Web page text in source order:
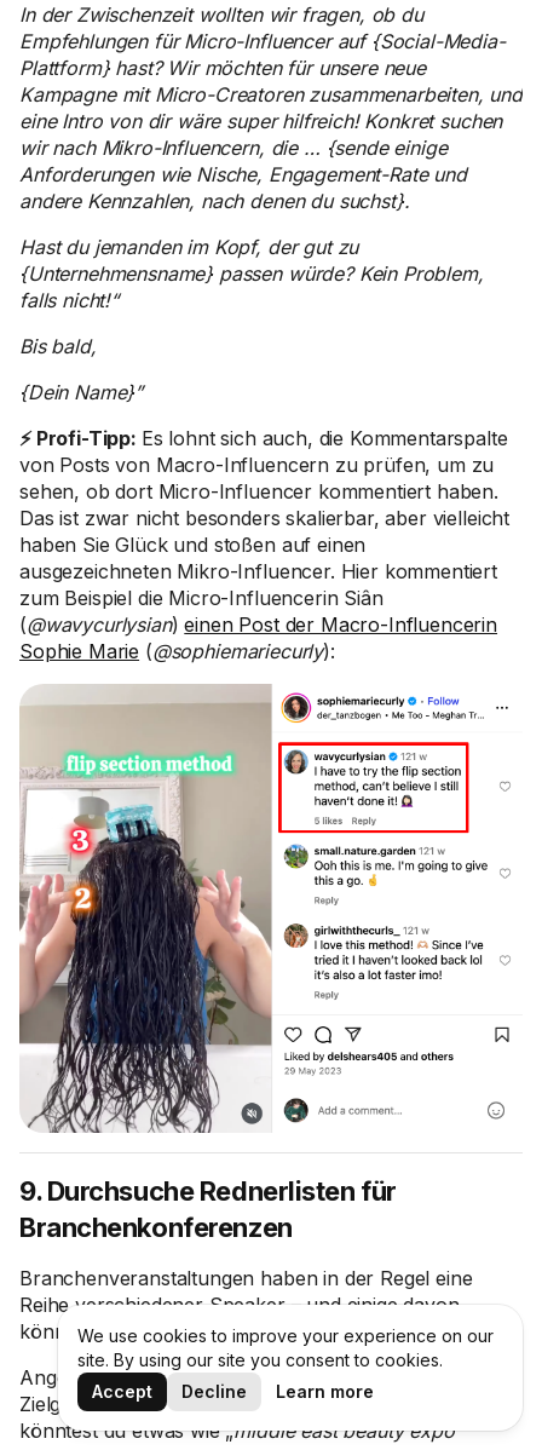
In der Zwischenzeit wollten wir fragen, ob du
Empfehlungen für Micro-Influencer auf {Social-Media-
Plattform} hast? Wir möchten für unsere neue
Kampagne mit Micro-Creatoren zusammenarbeiten, und
eine Intro von dir wäre super hilfreich! Konkret suchen
wir nach Mikro-Influencern, die … {sende einige
Anforderungen wie Nische, Engagement-Rate und
andere Kennzahlen, nach denen du suchst}.
Hast du jemanden im Kopf, der gut zu
{Unternehmensname} passen würde? Kein Problem,
falls nicht!“
Bis bald,
{Dein Name}”
⚡ Profi-Tipp: Es lohnt sich auch, die Kommentarspalte
von Posts von Macro-Influencern zu prüfen, um zu
sehen, ob dort Micro-Influencer kommentiert haben.
Das ist zwar nicht besonders skalierbar, aber vielleicht
haben Sie Glück und stoßen auf einen
ausgezeichneten Mikro-Influencer. Hier kommentiert
zum Beispiel die Micro-Influencerin Siân
(@wavycurlysian)einen Post der Macro-Influencerin
Sophie Marie (@sophiemariecurly):
9. Durchsuche Rednerlisten für
Branchenkonferenzen
Branchenveranstaltungen haben in der Regel eine
Reihe verschiedener Speaker – und einige davon
könnten potenzielle Mikro-Influencer sein.
Angenommen, Sie arbeiten für eine Kosmetikmarke, die
Zielgruppen in den VAE anspricht. In diesem Fall
könntest du etwas wie „middle east beauty expo“
We use cookies to improve your experience on our
site. By using our site you consent to cookies.
Accept
Decline Learn more